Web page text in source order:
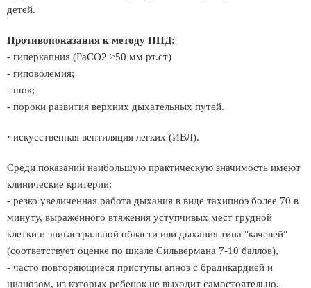
детей.
Противопоказания к методу ППД:
- гиперкапния (РаСО2 >50 мм рт.ст)
- гиповолемия;
- шок;
- пороки развития верхних дыхательных путей.
· искусственная вентиляция легких (ИВЛ).
Среди показаний наибольшую практическую значимость имеют
клинические критерии:
- резко увеличенная работа дыхания в виде тахипноэ более 70 в
минуту, выраженного втяжения уступчивых мест грудной
клетки и эпигастральной области или дыхания типа "качелей"
(соответствует оценке по шкале Сильвермана 7-10 баллов),
- часто повторяющиеся приступы апноэ с брадикардией и
цианозом, из которых ребенок не выходит самостоятельно.